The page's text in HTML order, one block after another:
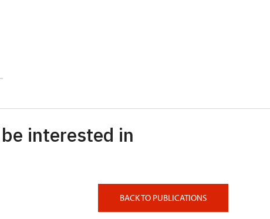
interested in
BACK TO PUBLICATIONS